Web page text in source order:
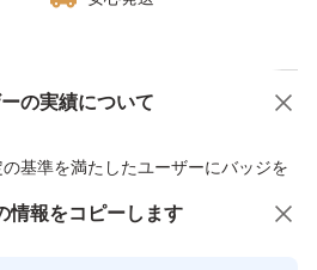
の実績について
基準を満たしたユーザーにバッジを
商品への質問
情報をコピーします
オススメ